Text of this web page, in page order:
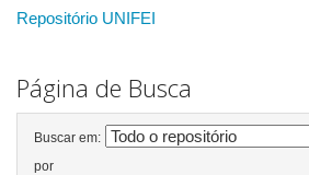
Repositório UNIFEI
Página de Busca
Buscar em:
por